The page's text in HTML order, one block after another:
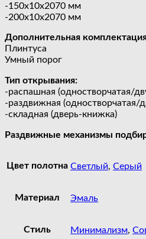
-150х10х2070 мм
-200х10х2070 мм
Дополнительная
Плинтуса
Умный порог
Тип открывания:
-распашная (одностворчатая/
-раздвижная (одностворчатая/
-складная (дверь-книжка)
Раздвижные механизмы
Цвет полотна Светлый, Серый
Материал Эмаль
Стиль Минимализм,